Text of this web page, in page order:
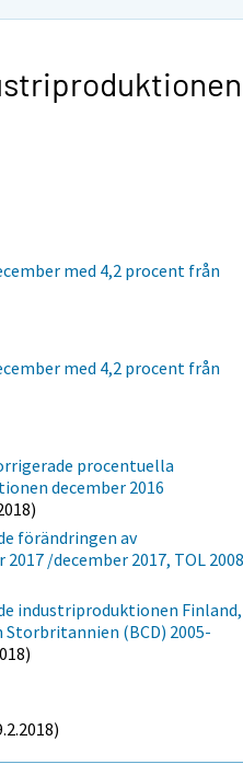
med 4,2 procent från
med 4,2 procent från
procentuella
december 2016
förändringen av
/december 2017, TOL
industriproduktionen Finland,
Storbritannien (BCD) 2005-